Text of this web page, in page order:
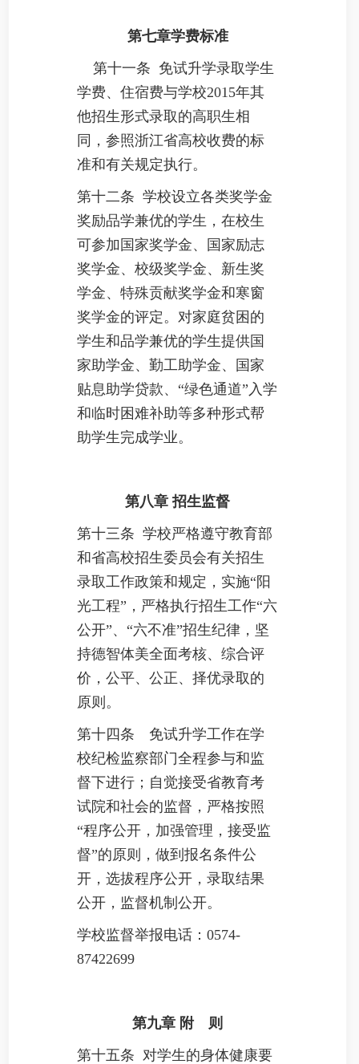
第七章学费标准
第十一条 免试升学录取学生
学费、住宿费与学校2015年其
他招生形式录取的高职生相
同，参照浙江省高校收费的标
准和有关规定执行。
第十二条 学校设立各类奖学金
奖励品学兼优的学生，在校生
可参加国家奖学金、国家励志
奖学金、校级奖学金、新生奖
学金、特殊贡献奖学金和寒窗
奖学金的评定。对家庭贫困的
学生和品学兼优的学生提供国
家助学金、勤工助学金、国家
贴息助学贷款、“绿色通道”入学
和临时困难补助等多种形式帮
助学生完成学业。
第八章 招生监督
第十三条 学校严格遵守教育部
和省高校招生委员会有关招生
录取工作政策和规定，实施“阳
光工程”，严格执行招生工作“六
公开”、“六不准”招生纪律，坚
持德智体美全面考核、综合评
价，公平、公正、择优录取的
原则。
第十四条 免试升学工作在学
校纪检监察部门全程参与和监
督下进行；自觉接受省教育考
试院和社会的监督，严格按照
“程序公开，加强管理，接受监
督”的原则，做到报名条件公
开，选拔程序公开，录取结果
公开，监督机制公开。
学校监督举报电话：0574-
87422699
第九章 附 则
第十五条 对学生的身体健康要